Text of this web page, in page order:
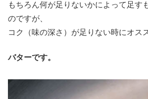
もちろん何が足りないかによって足す
のですが、
コク（味の深さ）が足りない時にオス
バターです。